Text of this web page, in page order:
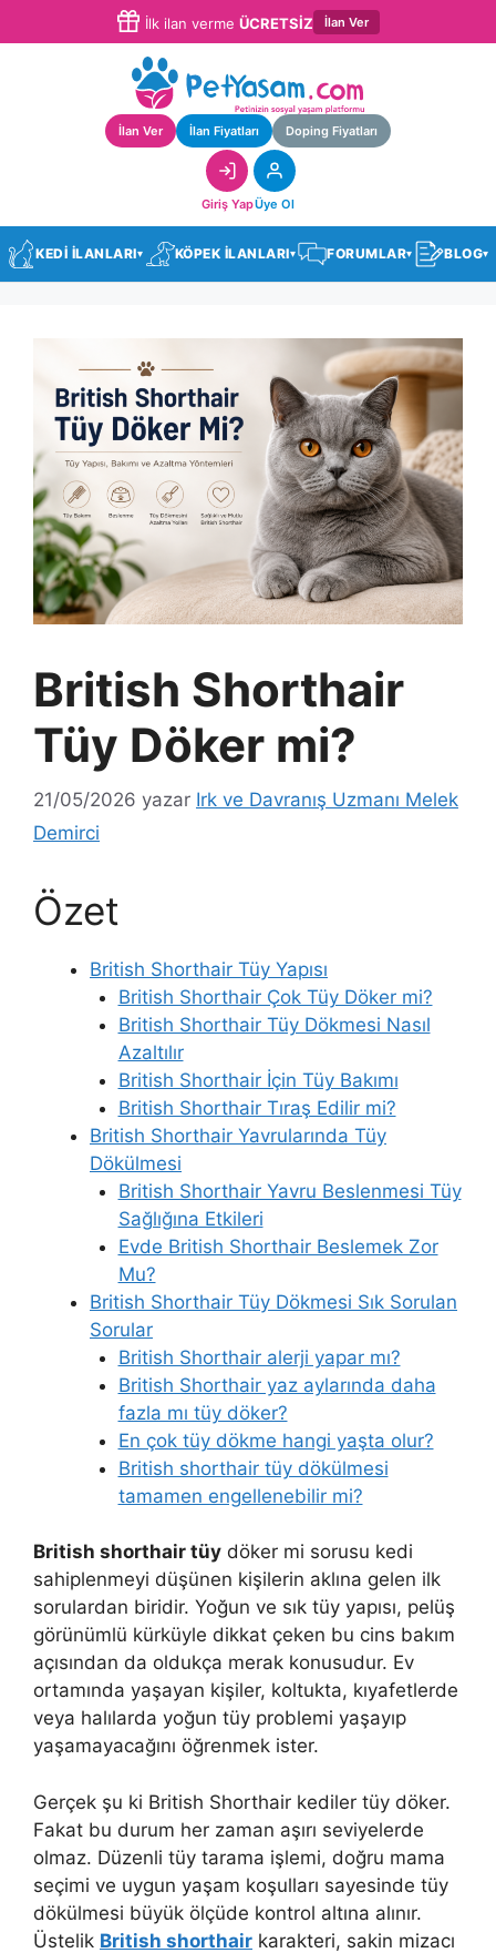
İlk ilan verme ÜCRETSİZ İlan Ver
İlan Ver İlan Fiyatları Doping Fiyatları
Giriş YapÜye Ol
KEDİ İLANLARI▾ KÖPEK İLANLARI▾ FORUMLAR▾ BLOG▾
British Shorthair
Tüy Döker mi?
21/05/2026 yazar Irk ve Davranış Uzmanı Melek
Demirci
Özet
British Shorthair Tüy Yapısı
British Shorthair Çok Tüy Döker mi?
British Shorthair Tüy Dökmesi Nasıl
Azaltılır
British Shorthair İçin Tüy Bakımı
British Shorthair Tıraş Edilir mi?
British Shorthair Yavrularında Tüy
Dökülmesi
British Shorthair Yavru Beslenmesi Tüy
Sağlığına Etkileri
Evde British Shorthair Beslemek Zor
Mu?
British Shorthair Tüy Dökmesi Sık Sorulan
Sorular
British Shorthair alerji yapar mı?
British Shorthair yaz aylarında daha
fazla mı tüy döker?
En çok tüy dökme hangi yaşta olur?
British shorthair tüy dökülmesi
tamamen engellenebilir mi?
British shorthair tüy döker mi sorusu kedi
sahiplenmeyi düşünen kişilerin aklına gelen ilk
sorulardan biridir. Yoğun ve sık tüy yapısı, pelüş
görünümlü kürküyle dikkat çeken bu cins bakım
açısından da oldukça merak konusudur. Ev
ortamında yaşayan kişiler, koltukta, kıyafetlerde
veya halılarda yoğun tüy problemi yaşayıp
yaşamayacağını öğrenmek ister.
Gerçek şu ki British Shorthair kediler tüy döker.
Fakat bu durum her zaman aşırı seviyelerde
olmaz. Düzenli tüy tarama işlemi, doğru mama
seçimi ve uygun yaşam koşulları sayesinde tüy
dökülmesi büyük ölçüde kontrol altına alınır.
Üstelik British shorthair karakteri, sakin mizacı